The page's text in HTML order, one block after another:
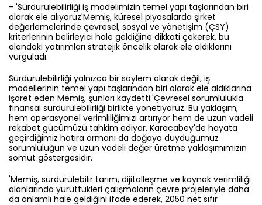
- 'Sürdürülebilirliği iş modelimizin temel yapı taşlarından biri
olarak ele alıyoruz'Memiş, küresel piyasalarda şirket
değerlemelerinde çevresel, sosyal ve yönetişim (ÇSY)
kriterlerinin belirleyici hale geldiğine dikkati çekerek, bu
alandaki yatırımları stratejik öncelik olarak ele aldıklarını
vurguladı.
Sürdürülebilirliği yalnızca bir söylem olarak değil, iş
modellerinin temel yapı taşlarından biri olarak ele aldıklarına
işaret eden Memiş, şunları kaydetti:'Çevresel sorumlulukla
finansal sürdürülebilirliği birlikte yönetiyoruz. Bu yaklaşım,
hem operasyonel verimliliğimizi artırıyor hem de uzun vadeli
rekabet gücümüzü tahkim ediyor. Karacabey'de hayata
geçirdiğimiz hatıra ormanı da doğaya duyduğumuz
sorumluluğun ve uzun vadeli değer üretme yaklaşımımızın
somut göstergesidir.
'Memiş, sürdürülebilir tarım, dijitalleşme ve kaynak verimliliği
alanlarında yürüttükleri çalışmaların çevre projeleriyle daha
da anlamlı hale geldiğini ifade ederek, 2050 net sıfır